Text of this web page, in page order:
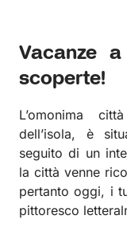
Vacanze
scoperte!
L’omonima
dell’isola, è
seguito di un
la città venne
pertanto oggi, i
pittoresco